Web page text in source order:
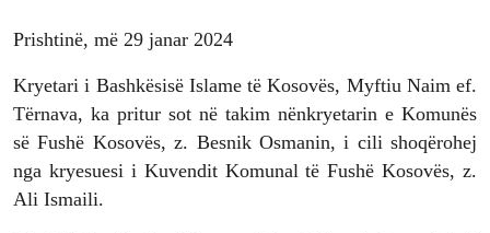
Prishtinë, më 29 janar 2024
Kryetari i Bashkësisë Islame të Kosovës, Myftiu Naim ef.
Tërnava, ka pritur sot në takim nënkryetarin e Komunës
së Fushë Kosovës, z. Besnik Osmanin, i cili shoqërohej
nga kryesuesi i Kuvendit Komunal të Fushë Kosovës, z.
Ali Ismaili.